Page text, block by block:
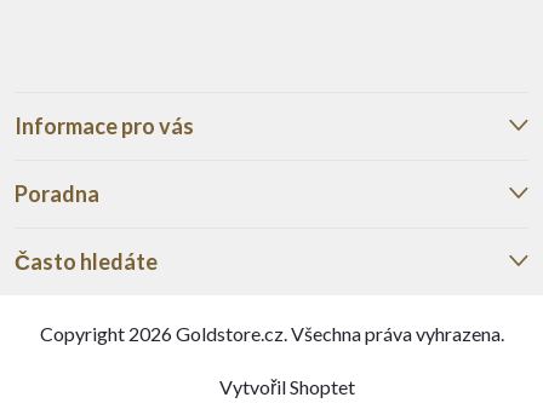
Informace pro vás
Poradna
Často hledáte
Vytvořil Shoptet
Copyright 2026Goldstore.cz. Všechna práva vyhrazena.